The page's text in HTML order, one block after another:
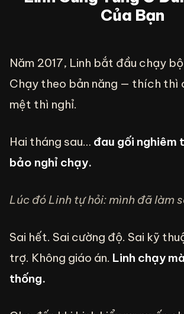
Của Bạn
Năm 2017, Linh bắt đầu chạy
Chạy theo bản năng — thích thì
mệt thì nghỉ.
Hai tháng sau… đau gối nghiêm
bảo nghỉ chạy.
Lúc đó Linh tự hỏi: mình đã làm
Sai hết. Sai cường độ. Sai kỹ
trợ. Không giáo án. Linh chạy
thống.